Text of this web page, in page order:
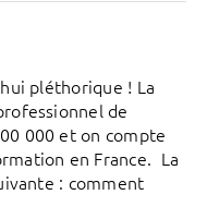
pléthorique ! La
de
000 et on compte
en France. La
: comment